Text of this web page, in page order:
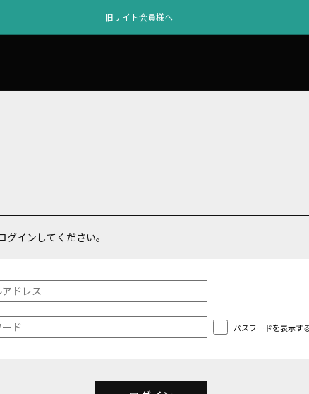
旧サイト会員様へ
インしてください。
パスワードを表示す